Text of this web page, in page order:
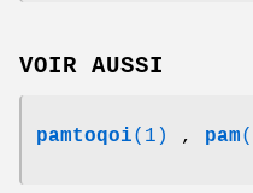
VOIR AUSSI
pamtoqoi(1) , pam